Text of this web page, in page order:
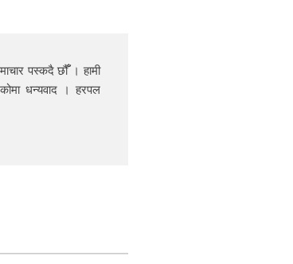
पस्कदै छौँँ । हामी
धन्यवाद । हरपल